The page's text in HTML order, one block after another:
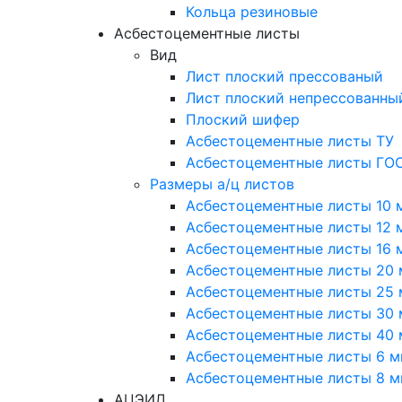
Кольца резиновые
Асбестоцементные листы
Вид
Лист плоский прессованый
Лист плоский
Плоский шифер
Асбестоцементные листы ТУ
Асбестоцементные листы
Размеры а/ц листов
Асбестоцементные листы 10
Асбестоцементные листы 12
Асбестоцементные листы 16
Асбестоцементные листы 20
Асбестоцементные листы 25
Асбестоцементные листы 30
Асбестоцементные листы 40
Асбестоцементные листы 6
Асбестоцементные листы 8